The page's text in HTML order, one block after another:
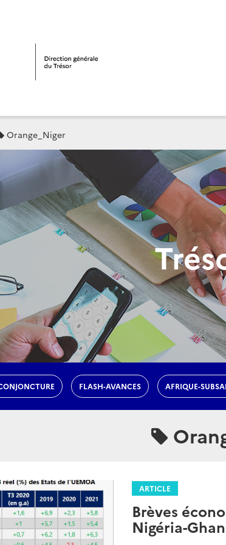
Orange_Niger
FLASH-AVANCES AFRIQUE-
ARTICLE
Brèves
Nigéria-